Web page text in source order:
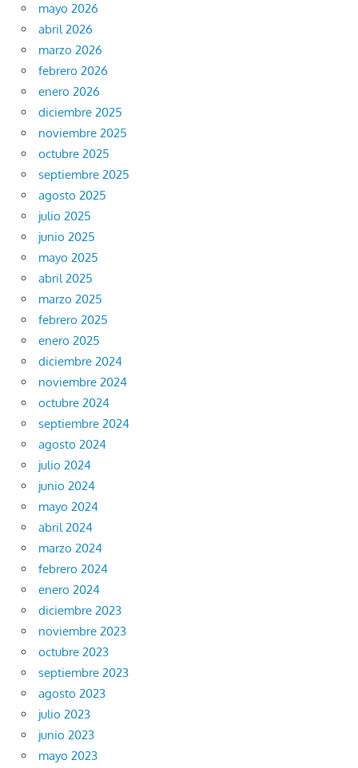
mayo 2026
abril 2026
marzo 2026
febrero 2026
enero 2026
diciembre 2025
noviembre 2025
octubre 2025
septiembre 2025
agosto 2025
julio 2025
junio 2025
mayo 2025
abril 2025
marzo 2025
febrero 2025
enero 2025
diciembre 2024
noviembre 2024
octubre 2024
septiembre 2024
agosto 2024
julio 2024
junio 2024
mayo 2024
abril 2024
marzo 2024
febrero 2024
enero 2024
diciembre 2023
noviembre 2023
octubre 2023
septiembre 2023
agosto 2023
julio 2023
junio 2023
mayo 2023